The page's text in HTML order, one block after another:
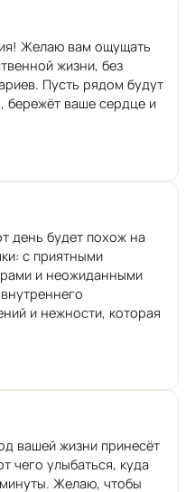
Желаю вам ощущать
жизни, без
Пусть рядом будут
бережёт ваше сердце и
день будет похож на
с приятными
и неожиданными
и нежности, которая
вашей жизни принесёт
чего улыбаться, куда
Желаю, чтобы